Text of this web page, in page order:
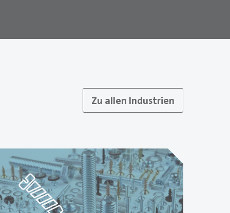
Zu allen Industrien